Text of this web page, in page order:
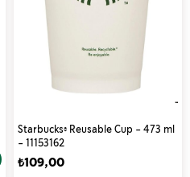
Starbucks® Reusable Cup - 473 ml
- 11153162
₺109,00